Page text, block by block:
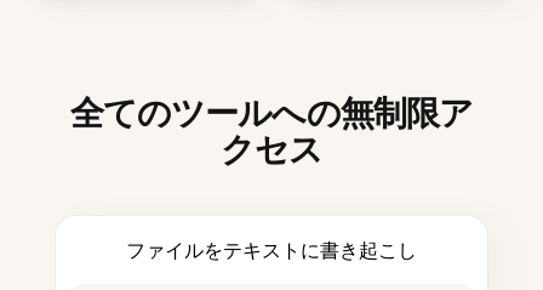
全てのツールへの無制限ア
クセス
ファイルをテキストに書き起こし